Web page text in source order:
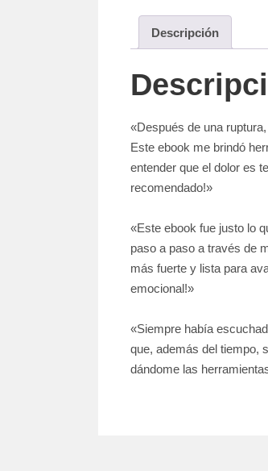
Descripción
«Después de una
Este ebook me brindó
entender que el dolor es
recomendado!»
«Este ebook fue justo lo
paso a paso a través de
más fuerte y lista para
emocional!»
«Siempre había
que, además del tiempo,
dándome las